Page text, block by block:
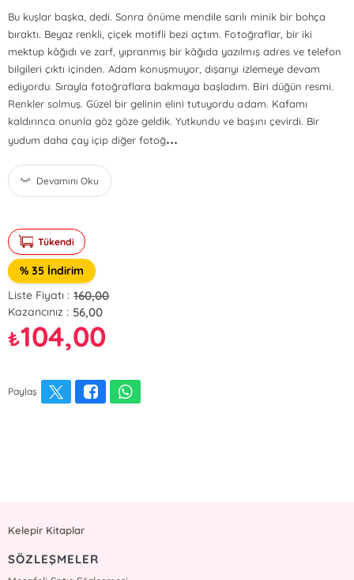
Bu kuşlar başka, dedi. Sonra önüme mendile sarılı minik bir bohça
bıraktı. Beyaz renkli, çiçek motifli bezi açtım. Fotoğraflar, bir iki
mektup kâğıdı ve zarf, yıpranmış bir kâğıda yazılmış adres ve telefon
bilgileri çıktı içinden. Adam konuşmuyor, dışarıyı izlemeye devam
ediyordu. Sırayla fotoğraflara bakmaya başladım. Biri düğün resmi.
Renkler solmuş. Güzel bir gelinin elini tutuyordu adam. Kafamı
kaldırınca onunla göz göze geldik. Yutkundu ve başını çevirdi. Bir
yudum daha çay içip diğer fotoğ...
Devamını Oku
Tükendi
% 35 İndirim
Liste Fiyatı : 160,00
Kazancınız : 56,00
₺104,00
Paylaş
Kelepir Kitaplar
SÖZLEŞMELER